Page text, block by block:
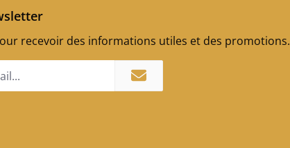
recevoir des informations utiles et des promotions.